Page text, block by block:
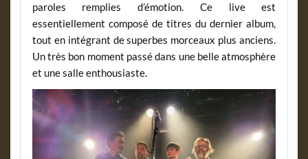
paroles remplies d’émotion. Ce live est
essentiellement composé de titres du dernier album,
tout en intégrant de superbes morceaux plus anciens.
Un très bon moment passé dans une belle atmosphère
et une salle enthousiaste.